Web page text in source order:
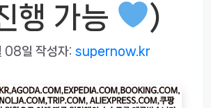
행 가능
)
08일 작성자: supernow.kr